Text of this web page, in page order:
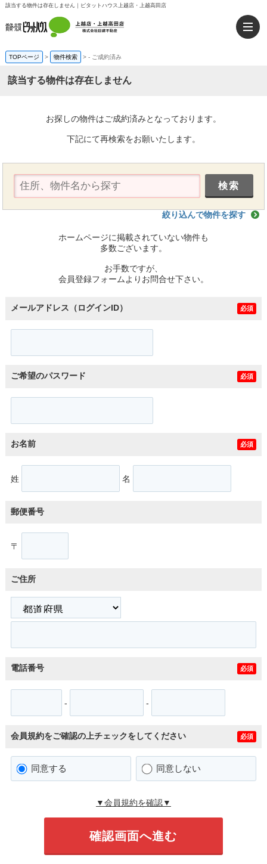
該当する物件は存在しません｜ピタットハウス上越店・上越高田店
TOPページ > 物件検索 >- ご成約済み
該当する物件は存在しません
お探しの物件はご成約済みとなっております。
下記にて再検索をお願いたします。
絞り込んで物件を探す
ホームページに掲載されていない物件も
多数ございます。
お手数ですが、
会員登録フォームよりお問合せ下さい。
メールアドレス（ログインID） 必須
ご希望のパスワード 必須
お名前 必須
姓 名
郵便番号
〒
ご住所
電話番号 必須
- -
会員規約をご確認の上チェックをしてください 必須
同意する 同意しない
▼会員規約を確認▼